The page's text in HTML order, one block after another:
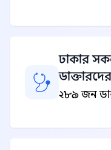
ঢাকার
২৮৯ জন